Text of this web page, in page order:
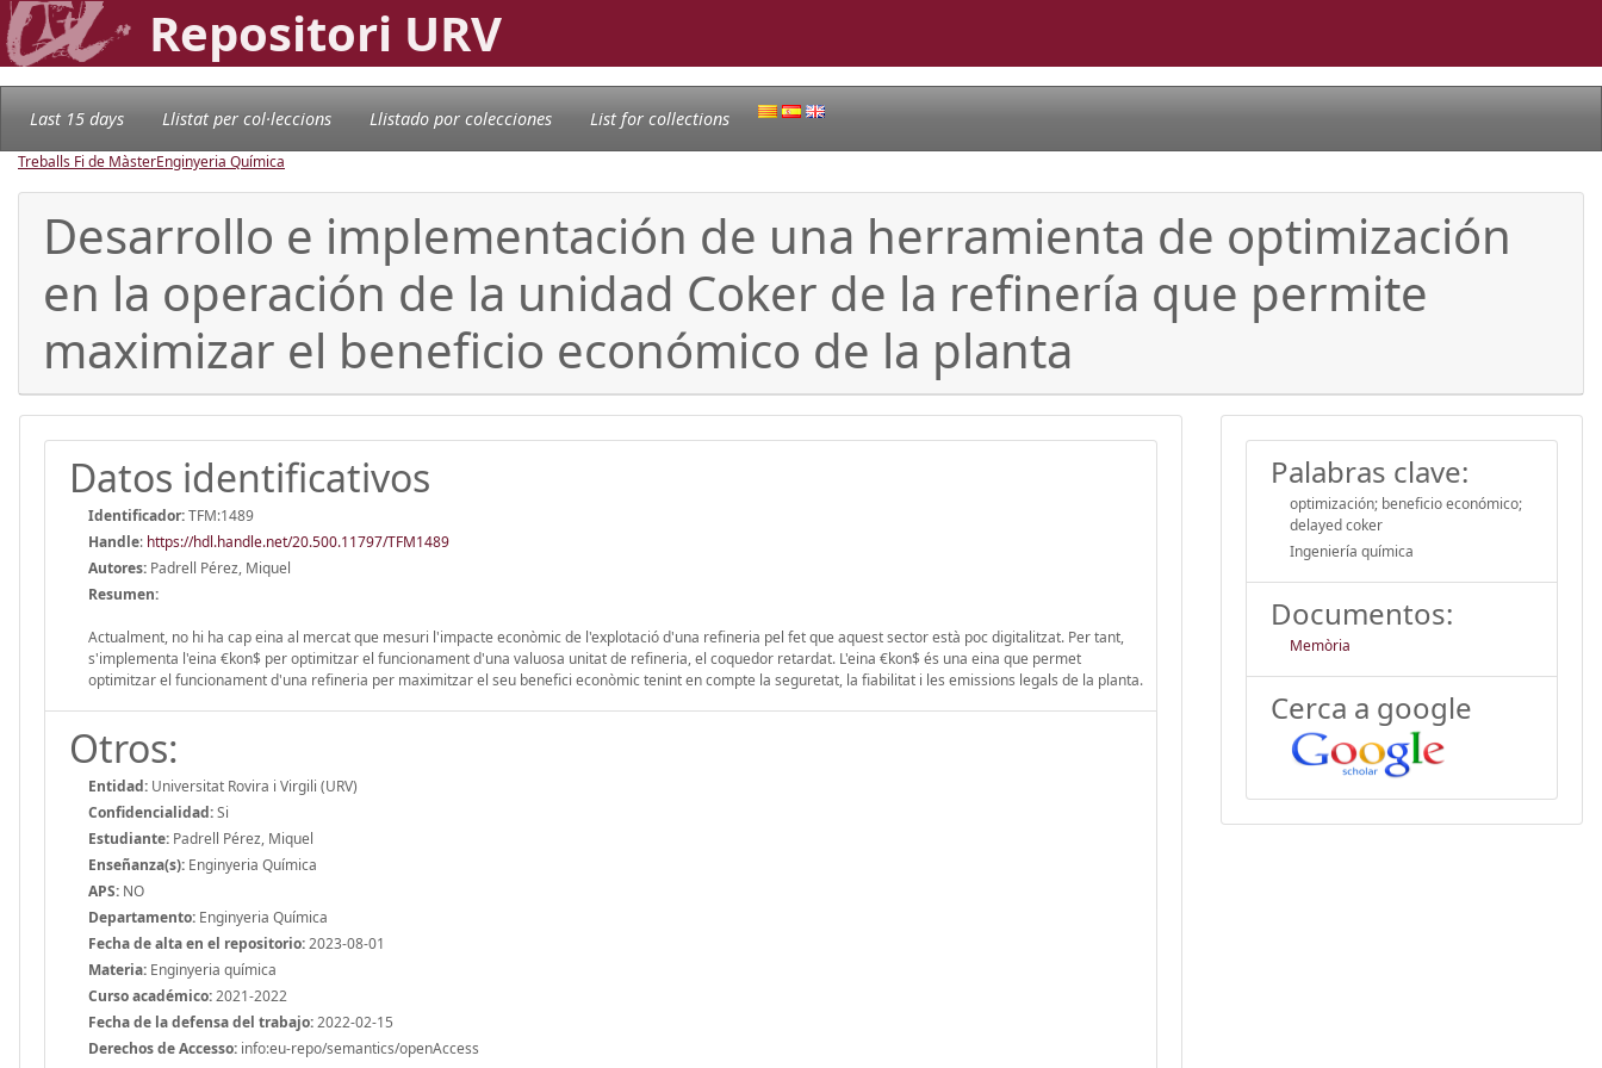
Repositori URV
Last 15 days Llistat per col·leccions Llistado por colecciones List for collections
Treballs Fi de MàsterEnginyeria Química
Desarrollo e implementación de una herramienta de optimización
en la operación de la unidad Coker de la refinería que permite
maximizar el beneficio económico de la planta
Datos identificativos
Identificador:TFM:1489
Handle: https://hdl.handle.net/20.500.11797/TFM1489
Autores: Padrell Pérez, Miquel
Resumen:
Actualment, no hi ha cap eina al mercat que mesuri l'impacte econòmic de l'explotació d'una refineria pel fet que aquest sector està poc digitalitzat. Per tant,
s'implementa l'eina €kon$ per optimitzar el funcionament d'una valuosa unitat de refineria, el coquedor retardat. L'eina €kon$ és una eina que permet
optimitzar el funcionament d'una refineria per maximitzar el seu benefici econòmic tenint en compte la seguretat, la fiabilitat i les emissions legals de la planta.
Otros:
Entidad: Universitat Rovira i Virgili (URV)
Confidencialidad:Si
Estudiante: Padrell Pérez, Miquel
Enseñanza(s): Enginyeria Química
APS: NO
Departamento: Enginyeria Química
Fecha de alta en el repositorio:2023-08-01
Materia: Enginyeria química
Curso académico:2021-2022
Fecha de la defensa del trabajo:2022-02-15
Derechos de Accesso: info:eu-repo/semantics/openAccess
Palabras clave:
optimización; beneficio económico;
delayed coker
Ingeniería química
Documentos:
Memòria
Cerca a google